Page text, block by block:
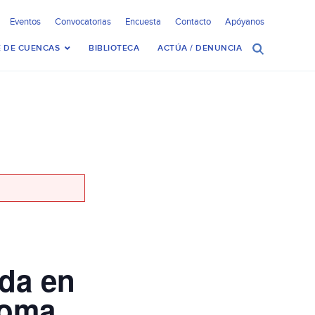
Eventos Convocatorias Encuesta Contacto Apóyanos
DE CUENCAS BIBLIOTECA ACTÚA / DENUNCIA
en